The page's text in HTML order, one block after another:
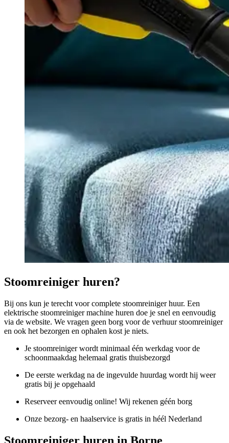
Stoomreiniger huren?
Bij ons kun je terecht voor complete stoomreiniger huur. Een
elektrische stoomreiniger machine huren doe je snel en eenvoudig
via de website. We vragen geen borg voor de verhuur stoomreiniger
en ook het bezorgen en ophalen kost je niets.
Je stoomreiniger wordt minimaal één werkdag voor de
schoonmaakdag helemaal gratis thuisbezorgd
De eerste werkdag na de ingevulde huurdag wordt hij weer
gratis bij je opgehaald
Reserveer eenvoudig online! Wij rekenen géén borg
Onze bezorg- en haalservice is gratis in héél Nederland
Stoomreiniger huren in Borne